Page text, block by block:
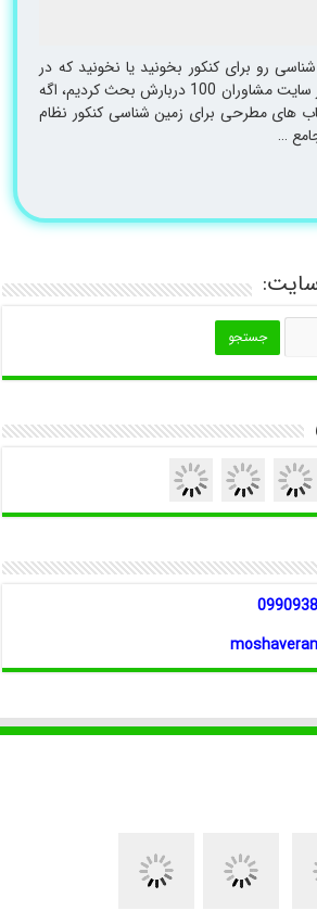
شناسی رو برای کنکور بخونید یا نخونید که در
یک صفحه جداگانه در سایت مشاوران 100 دربارش بحث کردیم، اگه
های مطرحی برای زمین شناسی کنکور نظام
…